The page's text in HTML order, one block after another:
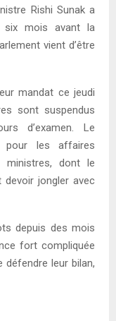
Rishi Sunak a
six mois avant la
vient d’être
mandat ce jeudi
sont suspendus
d’examen. Le
pour les affaires
ministres, dont le
devoir jongler avec
depuis des mois
fort compliquée
leur bilan,